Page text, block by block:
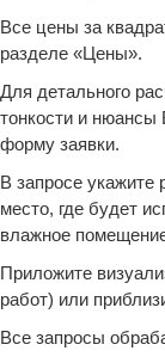
Все цены за
разделе «Цены».
Для детального
тонкости и нюансы
форму заявки.
В запросе укажите
место, где будет
влажное
Приложите
работ) или
Все запросы